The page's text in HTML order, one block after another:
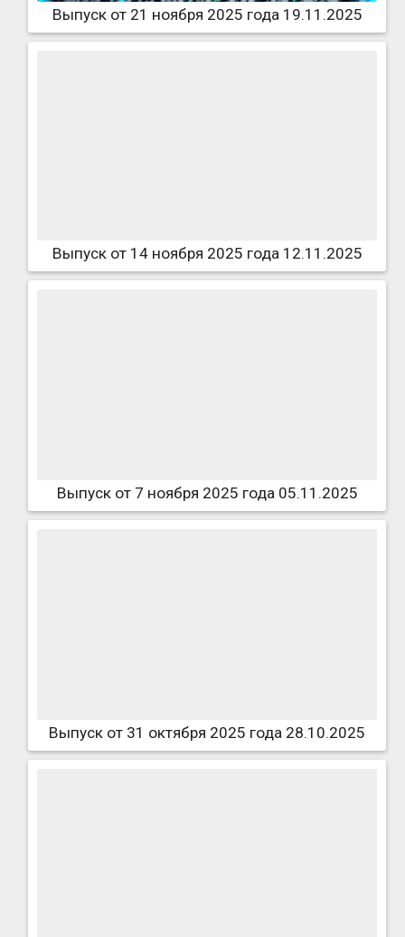
Выпуск от 21 ноября 2025 года 19.11.2025
Выпуск от 14 ноября 2025 года 12.11.2025
Выпуск от 7 ноября 2025 года 05.11.2025
Выпуск от 31 октября 2025 года 28.10.2025